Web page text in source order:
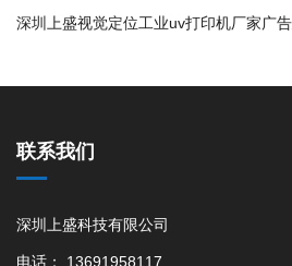
念币uv打印机
深圳上盛视觉定位工业uv打印机厂家广告
联系我们
深圳上盛科技有限公司
电话： 13691958117